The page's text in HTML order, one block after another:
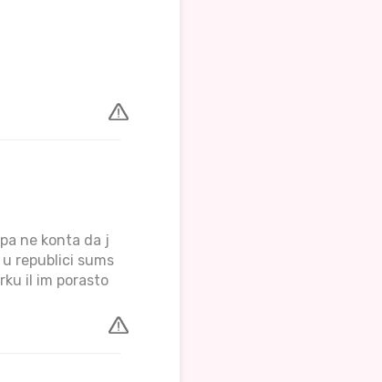
ne konta da j
republici sums
il im porasto